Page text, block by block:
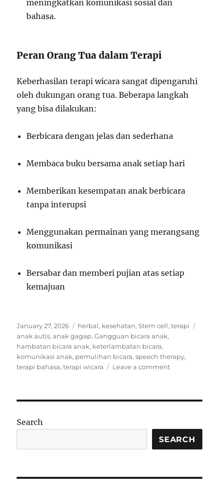
meningkatkan komunikasi sosial dan
bahasa.
Peran Orang Tua dalam Terapi
Keberhasilan terapi wicara sangat dipengaruhi
oleh dukungan orang tua. Beberapa langkah
yang bisa dilakukan:
Berbicara dengan jelas dan sederhana
Membaca buku bersama anak setiap hari
Memberikan kesempatan anak berbicara
tanpa interupsi
Menggunakan permainan yang merangsang
komunikasi
Bersabar dan memberi pujian atas setiap
kemajuan
Posted
on
January 27, 2026 Categories
herbal, kesehatan,Stem cell,terapi
anak autis,anak gagap,Gangguan bicara anak,
hambatan bicara anak, keterlambatan bicara,
komunikasi anak, pemulihan bicara,speech therapy,
terapi bahasa,terapi wicara Leave a commenton
Melalui
Terapi
Wicara
Search
SEARCH